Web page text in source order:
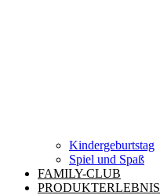
Kindergeburtstag
Spiel und Spaß
FAMILY-CLUB
PRODUKTERLEBNIS